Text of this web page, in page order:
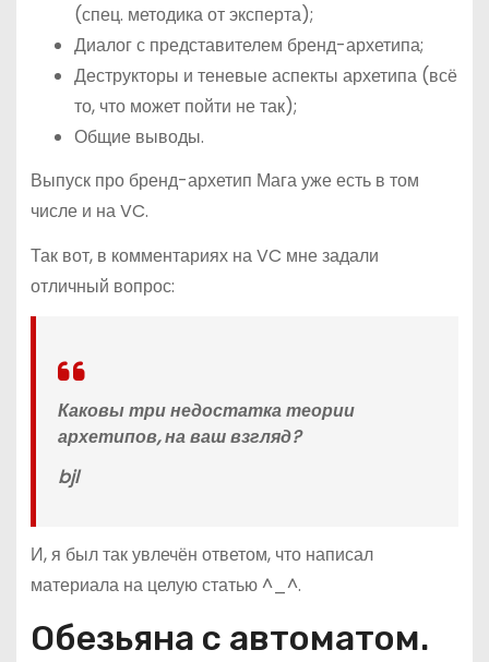
(спец. методика от эксперта);
Диалог с представителем бренд-архетипа;
Деструкторы и теневые аспекты архетипа (всё
то, что может пойти не так);
Общие выводы.
Выпуск про бренд-архетип Мага уже есть в том
числе и на VC.
Так вот, в комментариях на VC мне задали
отличный вопрос:
Каковы три недостатка теории
архетипов, на ваш взгляд?
bjl
И, я был так увлечён ответом, что написал
материала на целую статью ^_^.
Обезьяна с автоматом.